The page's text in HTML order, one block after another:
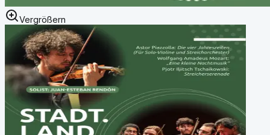
Vergrößern